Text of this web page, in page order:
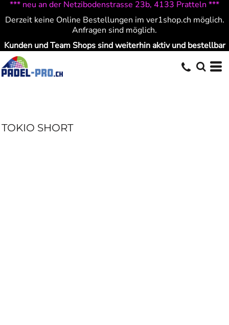
*** neu an der Netzibodenstrasse 23b, 4133 Pratteln ***
Derzeit keine Online Bestellungen im ver1shop.ch möglich.
Anfragen sind möglich.
Kunden und Team Shops sind weiterhin aktiv und bestellbar
TOKIO SHORT